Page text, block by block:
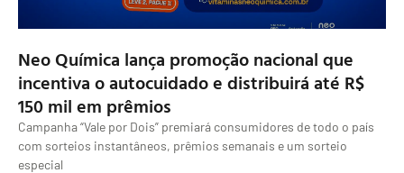
Neo Química lança promoção nacional que
incentiva o autocuidado e distribuirá até R$
150 mil em prêmios
Campanha “Vale por Dois” premiará consumidores de todo o país
com sorteios instantâneos, prêmios semanais e um sorteio
especial